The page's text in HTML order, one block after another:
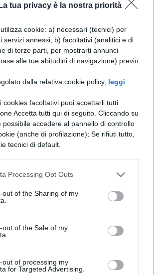
La tua privacy è la nostra priorità
cookie: a) necessari (tecnici) per
servizi annessi; b) facoltativi (analitici e di
di terze parti, per mostrarti annunci
alle tue abitudini di navigazione) previo
dalla relativa cookie policy, leggi
cookies facoltativi puoi accettarli tutti
Accetta tutti qui di seguito. Cliccando su
possibile accedere al pannello di controllo
(anche di profilazione); Se rifiuti tutto,
tecnici di default.
Processing Opt Outs
out of the Sharing of my
out of the Sale of my
out of processing my
for Targeted Advertising.